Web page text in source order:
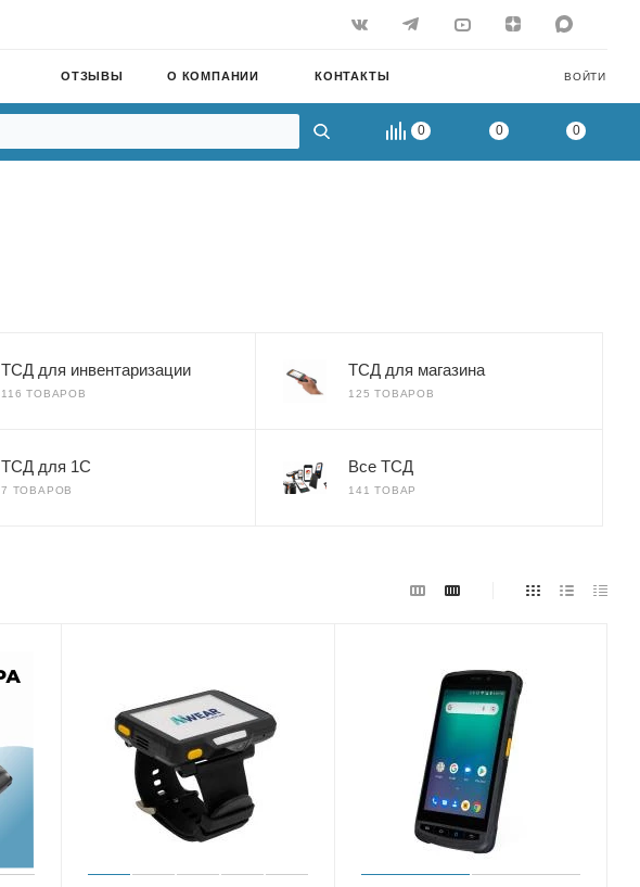
ВОЙТИ
ОТЗЫВЫ О КОМПАНИИ КОНТАКТЫ
0 0 0
ТСД для инвентаризации
116 ТОВАРОВ
ТСД для магазина
125 ТОВАРОВ
ТСД для 1С
7 ТОВАРОВ
Все ТСД
141 ТОВАР